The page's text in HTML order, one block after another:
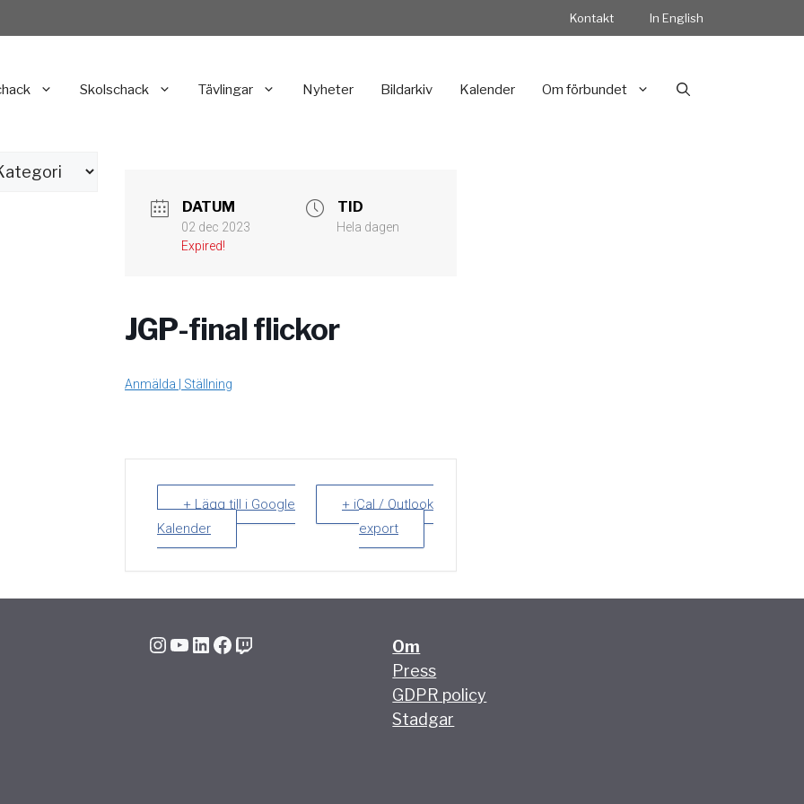
Kontakt In English
Skolschack Tävlingar Nyheter Bildarkiv Kalender Om förbundet
DATUM
02 dec 2023
Expired!
TID
Hela dagen
JGP-final flickor
Anmälda | Ställning
+ Lägg till i Google
Kalender
+ iCal / Outlook
export
InstagramYouTube LinkedIn Facebook Twitch
Om
Press
GDPR policy
Stadgar